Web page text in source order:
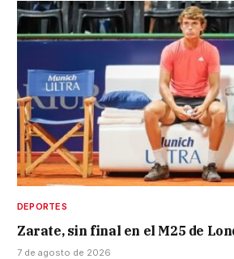
DEPORTES
Zarate, sin final en el M25 de
7 de agosto de 2026